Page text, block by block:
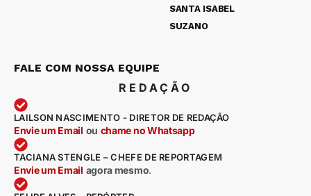
SANTA ISABEL
SUZANO
FALE COM NOSSA EQUIPE
REDAÇÃO
LAILSON NASCIMENTO - DIRETOR DE REDAÇÃO
Envie um Email ou chame no Whatsapp
TACIANA STENGLE – CHEFE DE REPORTAGEM
Envie um Email agora mesmo.